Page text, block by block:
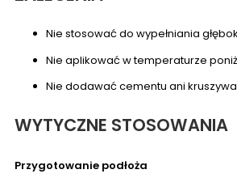
Nie stosować do wypełniania
Nie aplikować w temperaturze
Nie dodawać cementu ani
WYTYCZNE STOSOWANIA
Przygotowanie podłoża